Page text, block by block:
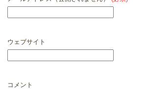
ウェブサイト
コメント